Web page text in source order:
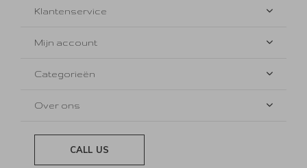
Klantenservice
Mijn account
Categorieën
Over ons
CALL US